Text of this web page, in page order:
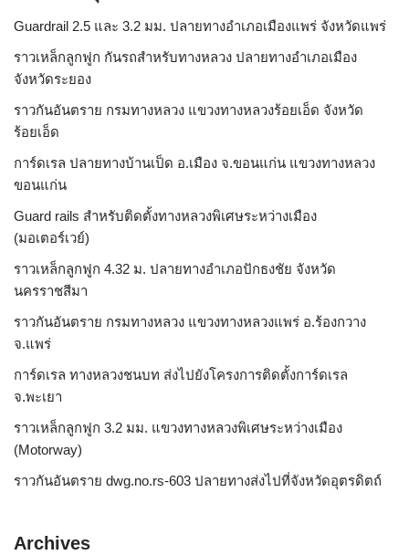
Guardrail 2.5 และ 3.2 มม. ปลายทางอำเภอเมืองแพร่ จังหวัดแพร่
ราวเหล็กลูกฟูก กันรถสําหรับทางหลวง ปลายทางอำเภอเมือง
จังหวัดระยอง
ราวกันอันตราย กรมทางหลวง แขวงทางหลวงร้อยเอ็ด จังหวัด
ร้อยเอ็ด
การ์ดเรล ปลายทางบ้านเป็ด อ.เมือง จ.ขอนแก่น แขวงทางหลวง
ขอนแก่น
Guard rails สำหรับติดตั้งทางหลวงพิเศษระหว่างเมือง
(มอเตอร์เวย์)
ราวเหล็กลูกฟูก 4.32 ม. ปลายทางอำเภอปักธงชัย จังหวัด
นครราชสีมา
ราวกันอันตราย กรมทางหลวง แขวงทางหลวงแพร่ อ.ร้องกวาง
จ.แพร่
การ์ดเรล ทางหลวงชนบท ส่งไปยังโครงการติดตั้งการ์ดเรล
จ.พะเยา
ราวเหล็กลูกฟูก 3.2 มม. แขวงทางหลวงพิเศษระหว่างเมือง
(Motorway)
ราวกันอันตราย dwg.no.rs-603 ปลายทางส่งไปที่จังหวัดอุตรดิตถ์
Archives